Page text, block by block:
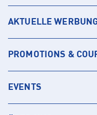
AKTUELLE
PROMOTIONS &
EVENTS